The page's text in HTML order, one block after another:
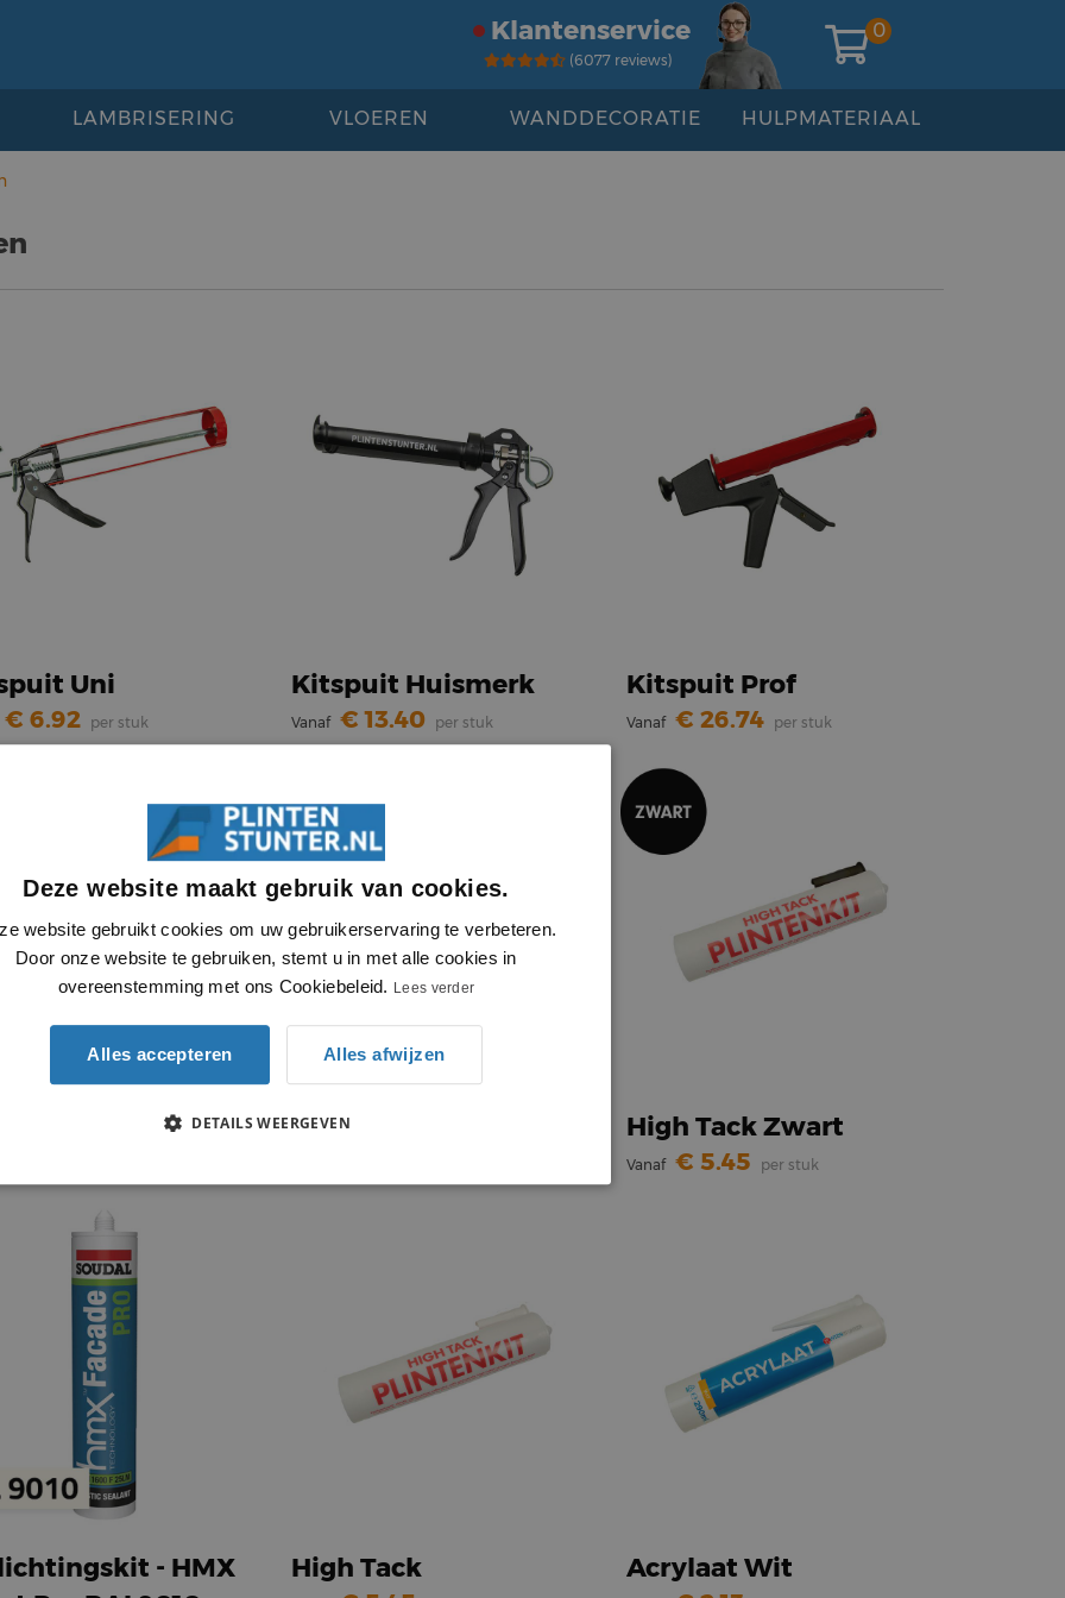
Klantenservice
(6077 reviews)
0
LAMBRISERING VLOEREN WANDDECORATIE HULPMATERIAAL
Uni
6.92 per stuk
Kitspuit Huismerk
Vanaf 13.40 per stuk
Kitspuit Prof
Vanaf 26.74 per stuk
En Schraapset Kit En Meetset High Tack Zwart
Vanaf 5.45 per stuk
- HMX
High Tack Acrylaat Wit
Deze website maakt gebruik van cookies.
website gebruikt cookies om uw gebruikerservaring te verbeteren.
Door onze website te gebruiken, stemt u in met alle cookies in
overeenstemming met ons Cookiebeleid. Lees verder
Alles accepteren Alles afwijzen
DETAILS WEERGEVEN